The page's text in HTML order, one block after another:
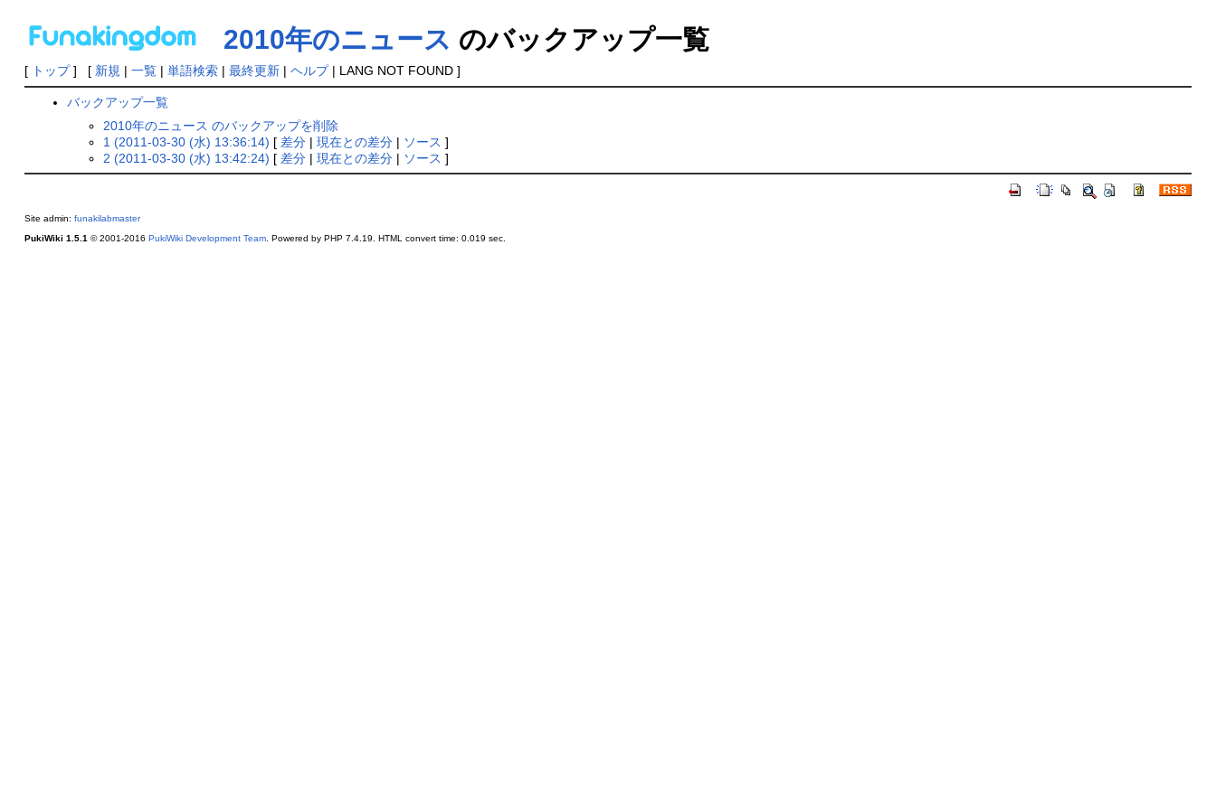
2010年のニュース のバックアップ一覧
[ トップ] [ 新規 | 一覧| 単語検索| 最終更新| ヘルプ| LANG NOT FOUND ]
バックアップ一覧
2010年のニュース のバックアップを削除
1 (2011-03-30 (水) 13:36:14) [ 差分 |現在との差分 | ソース ]
2 (2011-03-30 (水) 13:42:24) [ 差分 |現在との差分 | ソース ]
Site admin: funakilabmaster
PukiWiki 1.5.1 © 2001-2016 PukiWiki Development Team. Powered by PHP 7.4.19. HTML convert time: 0.019 sec.